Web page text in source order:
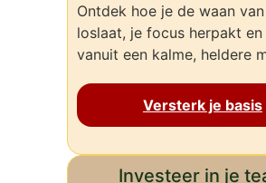
Ontdek hoe je de waan
loslaat, je focus herpakt
vanuit een kalme, heldere
Versterk je basis
Investeer in je